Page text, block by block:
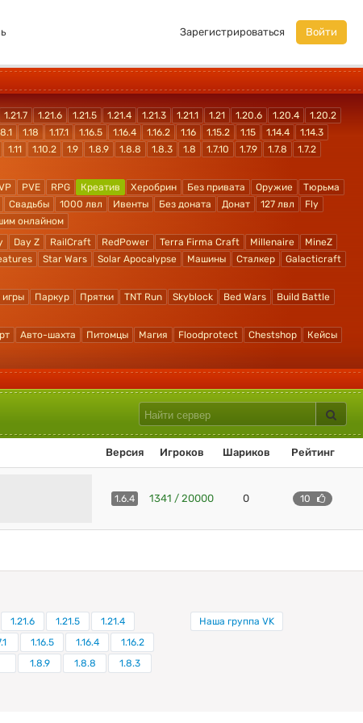
Зарегистрироваться Войти
1.21.7 1.21.6 1.21.5 1.21.4 1.21.3 1.21.1 1.21 1.20.6 1.20.4
1.20.2
1.18 1.17.1 1.16.5 1.16.4 1.16.2 1.16 1.15.2 1.15 1.14.4
1.14.3
1.11 1.10.2 1.9 1.8.9 1.8.8 1.8.3 1.8 1.7.10 1.7.9 1.7.8
1.7.2
PVE RPG Креатив Херобрин Без привата Оружие
Тюрьма
Свадьбы 1000 лвл Ивенты Без доната Донат 127 лвл
Fly
онлайном
Day Z RailCraft RedPower Terra Firma Craft Millenaire
MineZ
Star Wars Solar Apocalypse Машины Сталкер
Galacticraft
игры Паркур Прятки TNT Run Skyblock Bed Wars
Build Battle
Авто-шахта Питомцы Магия Floodprotect Chestshop
Кейсы
Версия Игроков Шариков Рейтинг
1.6.4 1341 / 20000 0 10
1.21.6 1.21.5
1.21.4
1.16.5 1.16.4
1.16.2
1.8.9 1.8.8
1.8.3
Наша группа VK